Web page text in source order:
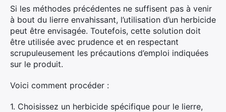
Si les méthodes précédentes ne suffisent pas à venir
à bout du lierre envahissant, l’utilisation d’un herbicide
peut être envisagée. Toutefois, cette solution doit
être utilisée avec prudence et en respectant
scrupuleusement les précautions d’emploi indiquées
sur le produit.
Voici comment procéder :
1. Choisissez un herbicide spécifique pour le lierre,